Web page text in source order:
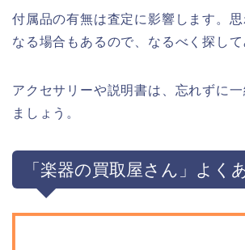
付属品の有無は査定に影響します。
なる場合もあるので、なるべく探して
アクセサリーや説明書は、忘れずに
ましょう。
「楽器の買取屋さん」よく